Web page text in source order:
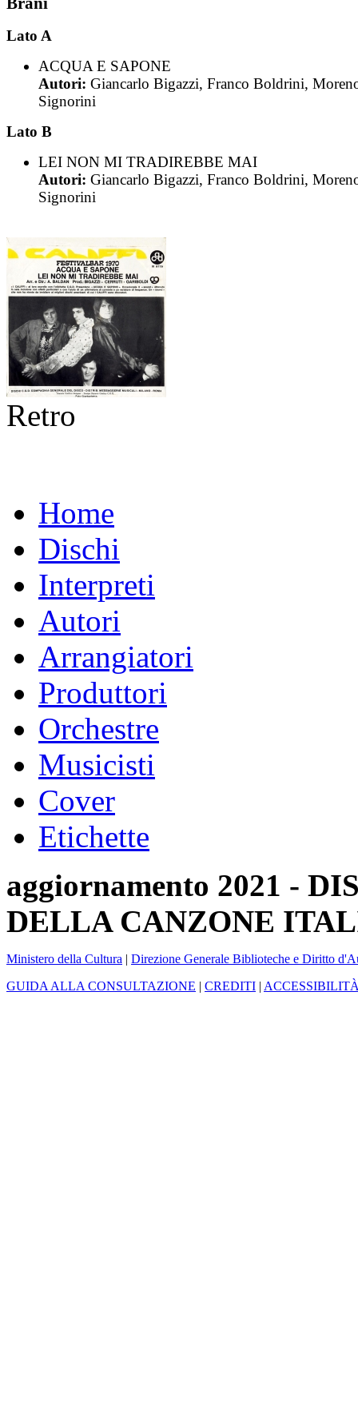
Lato A
ACQUA E SAPONE
Autori: Giancarlo Bigazzi, Franco Boldrini,
Signorini
Lato B
LEI NON MI TRADIREBBE MAI
Autori: Giancarlo Bigazzi, Franco Boldrini,
Signorini
Retro
Home
Dischi
Interpreti
Autori
Arrangiatori
Produttori
Orchestre
Musicisti
Cover
Etichette
aggiornamento 2021 -
DELLA CANZONE
Ministero della Cultura | Direzione Generale Biblioteche e Diritto
GUIDA ALLA CONSULTAZIONE | CREDITI |